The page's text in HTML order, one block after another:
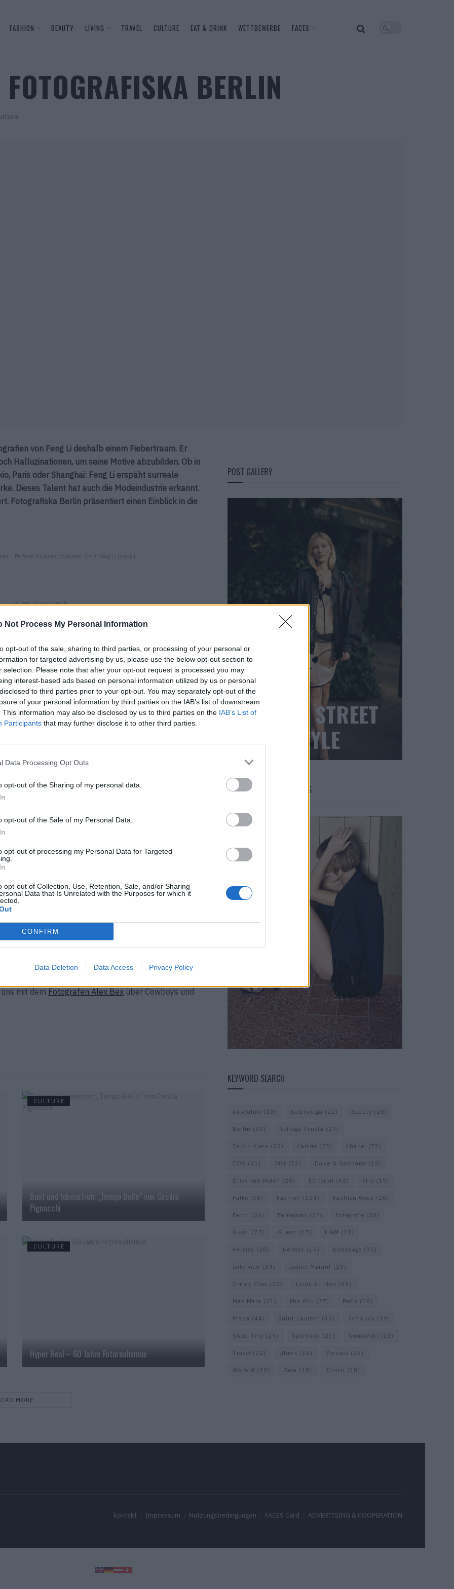
Not Process My Personal Information
opt-out of the sale, sharing to third parties, or processing of your personal or
for targeted advertising by us, please use the below opt-out section to
selection. Please note that after your opt-out request is processed you may
interest-based ads based on personal information utilized by us or personal
to third parties prior to your opt-out. You may separately opt-out of the
of your personal information by third parties on the IAB’s list of downstream
This information may also be disclosed by us to third parties on the IAB’s List of
Participants that may further disclose it to other third parties.
Data Processing Opt Outs
opt-out of the Sharing of my personal data.
opt-out of the Sale of my Personal Data.
opt-out of processing my Personal Data for Targeted
opt-out of Collection, Use, Retention, Sale, and/or Sharing
Data that Is Unrelated with the Purposes for which it
CONFIRM
Data Deletion Data Access Privacy Policy
FASHION BEAUTY LIVING TRAVEL CULTURE EAT & DRINK WETTBEWERBE FACES
BERLIN
von Feng Li deshalb einem Fiebertraum. Er
Halluzinationen, um seine Motive abzubilden. Ob in
Paris oder Shanghai: Feng Li erspäht surreale
Dieses Talent hat auch die Modeindustrie erkannt.
Fotografiska Berlin präsentiert einen Einblick in die
Perfekte Bildkompositionen sieht Feng Li überall.
Augen zu und durch.
Hund und Strand: Die beste Kombination.
Gut gestylt geht’s ins dunkle Nirgendwo.
wie er Motive im Alltag findet: locker und mit
die skurrilsten Alltagsmomente und lässt sie
Berlin zeigt einen Überblick über sein Schaffen. Und
abseits der westlichen Welt entdecken, welche
2025, Fotografiska Berlin, Oranienburger Str.
siehst du, was läuft.
mit dem Fotografen Alex Bex über Cowboys und
CULTURE
Bunt und lebensfroh: „Tempo Bello“ von Cecilia
Pignocchi
CULTURE
Hyper Real – 60 Jahre Fotorealismus
MORE
POST GALLERY
BLACK STREET
STYLE
FACES FASHION EDITORIALS
KEYWORD SEARCH
Assouline (18) Balenciaga (22) Beauty (20)
Berlin (30) Bottega Veneta (27)
Calvin Klein (22) Cartier (25) Chanel (73)
COS (21) Dior (53) Dolce & Gabbana (18)
Dries van Noten (20) Editorial (42) Etro (19)
Falke (36) Fashion (104) Fashion Week (20)
Fendi (26) Ferragamo (27) Fotografie (20)
Gucci (72) Guess (17) H&M (21)
Hermes (20) Hermès (19) homepage (70)
Interview (84) Isabel Marant (23)
Jimmy Choo (20) Louis Vuitton (59)
Max Mara (31) Miu Miu (27) Paris (18)
Prada (44) Saint Laurent (30) Schmuck (19)
Short Trip (29) Sportmax (23) Swarovski (23)
Travel (22) Uhren (33) Versace (25)
Wolford (20) Zara (18) Zürich (38)
kontakt Impressum Nutzungsbedingungen FACES Card ADVERTISING & COOPERATION